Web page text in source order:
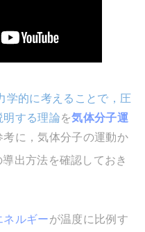
学的に考えることで，圧
明する理論を気体分子運
考に，気体分子の運動か
導出方法を確認しておき
ネルギーが温度に比例す